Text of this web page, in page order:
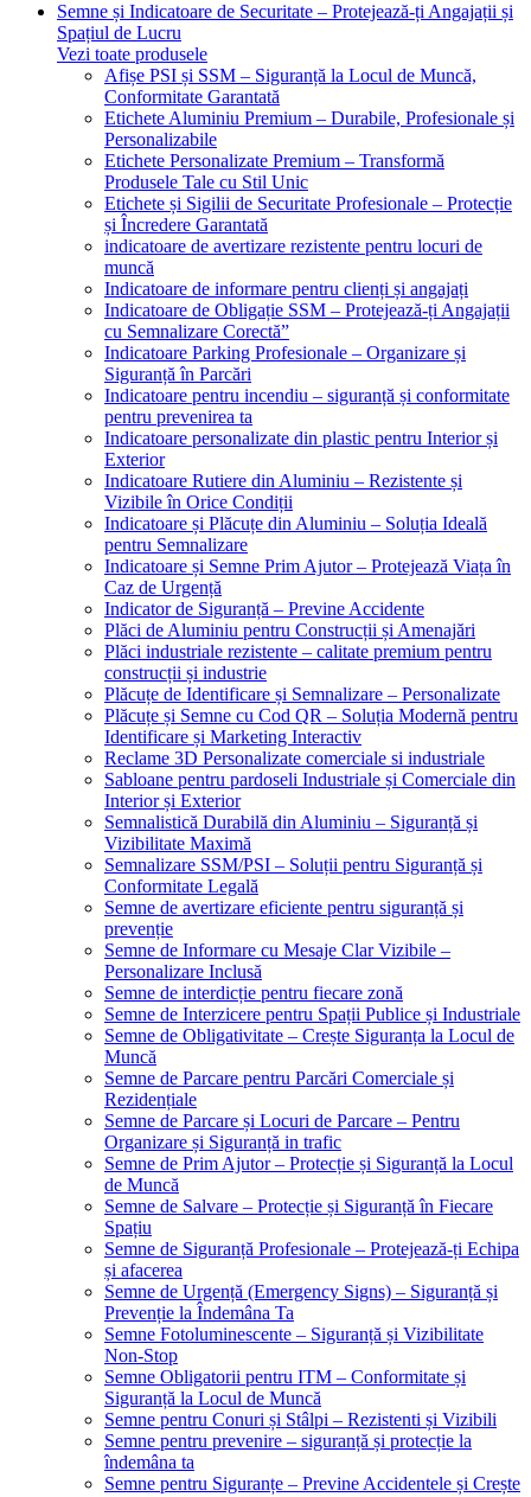
Semne și Indicatoare de Securitate – Protejează-ți Angajații și
Spațiul de Lucru
Vezi toate produsele
Afișe PSI și SSM – Siguranță la Locul de Muncă,
Conformitate Garantată
Etichete Aluminiu Premium – Durabile, Profesionale și
Personalizabile
Etichete Personalizate Premium – Transformă
Produsele Tale cu Stil Unic
Etichete și Sigilii de Securitate Profesionale – Protecție
și Încredere Garantată
indicatoare de avertizare rezistente pentru locuri de
muncă
Indicatoare de informare pentru clienți și angajați
Indicatoare de Obligație SSM – Protejează-ți Angajații
cu Semnalizare Corectă”
Indicatoare Parking Profesionale – Organizare și
Siguranță în Parcări
Indicatoare pentru incendiu – siguranță și conformitate
pentru prevenirea ta
Indicatoare personalizate din plastic pentru Interior și
Exterior
Indicatoare Rutiere din Aluminiu – Rezistente și
Vizibile în Orice Condiții
Indicatoare și Plăcuțe din Aluminiu – Soluția Ideală
pentru Semnalizare
Indicatoare și Semne Prim Ajutor – Protejează Viața în
Caz de Urgență
Indicator de Siguranță – Previne Accidente
Plăci de Aluminiu pentru Construcții și Amenajări
Plăci industriale rezistente – calitate premium pentru
construcții și industrie
Plăcuțe de Identificare și Semnalizare – Personalizate
Plăcuțe și Semne cu Cod QR – Soluția Modernă pentru
Identificare și Marketing Interactiv
Reclame 3D Personalizate comerciale si industriale
Sabloane pentru pardoseli Industriale și Comerciale din
Interior și Exterior
Semnalistică Durabilă din Aluminiu – Siguranță și
Vizibilitate Maximă
Semnalizare SSM/PSI – Soluții pentru Siguranță și
Conformitate Legală
Semne de avertizare eficiente pentru siguranță și
prevenție
Semne de Informare cu Mesaje Clar Vizibile –
Personalizare Inclusă
Semne de interdicție pentru fiecare zonă
Semne de Interzicere pentru Spații Publice și Industriale
Semne de Obligativitate – Crește Siguranța la Locul de
Muncă
Semne de Parcare pentru Parcări Comerciale și
Rezidențiale
Semne de Parcare și Locuri de Parcare – Pentru
Organizare și Siguranță in trafic
Semne de Prim Ajutor – Protecție și Siguranță la Locul
de Muncă
Semne de Salvare – Protecție și Siguranță în Fiecare
Spațiu
Semne de Siguranță Profesionale – Protejează-ți Echipa
și afacerea
Semne de Urgență (Emergency Signs) – Siguranță și
Prevenție la Îndemâna Ta
Semne Fotoluminescente – Siguranță și Vizibilitate
Non-Stop
Semne Obligatorii pentru ITM – Conformitate și
Siguranță la Locul de Muncă
Semne pentru Conuri și Stâlpi – Rezistenti și Vizibili
Semne pentru prevenire – siguranță și protecție la
îndemâna ta
Semne pentru Siguranțe – Previne Accidentele și Crește